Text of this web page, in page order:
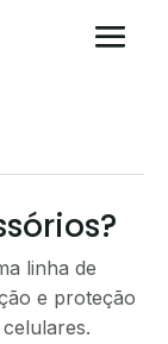
linha de
e proteção